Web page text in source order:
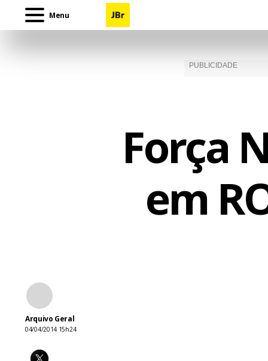
Menu
Força
em
Arquivo Geral
04/04/2014 15h24